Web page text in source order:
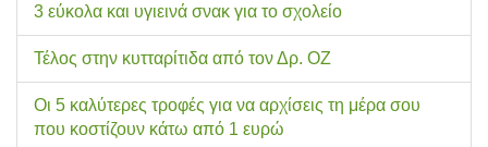
3 εύκολα και υγιεινά σνακ για το σχολείo
Τέλος στην κυτταρίτιδα από τον Δρ. ΟΖ
Οι 5 καλύτερες τροφές για να αρχίσεις τη μέρα σου
που κοστίζουν κάτω από 1 ευρώ